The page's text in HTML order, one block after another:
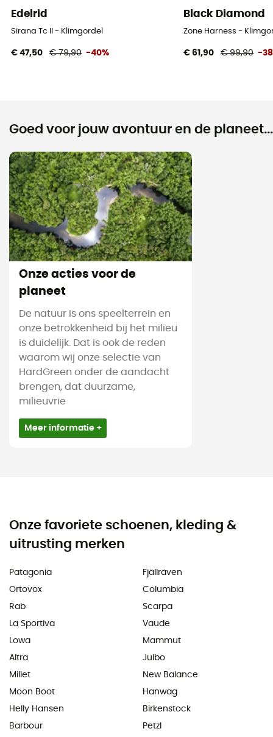
Edelrid
Sirana Tc II - Klimgordel
€ 47,50 € 79,90 -40%
Black Diamond
Zone Harness -
€ 61,90 € 99,90 -
Goed voor jouw avontuur en de planeet...
Onze acties voor de
planeet
De natuur is ons speelterrein en
onze betrokkenheid bij het milieu
is duidelijk. Dat is ook de reden
waarom wij onze selectie van
HardGreen onder de aandacht
brengen, dat duurzame,
milieuvrie
Meer informatie +
Onze favoriete schoenen, kleding &
uitrusting merken
Patagonia
Ortovox
Rab
La Sportiva
Lowa
Altra
Millet
Moon Boot
Helly Hansen
Barbour
Fjällräven
Columbia
Scarpa
Vaude
Mammut
Julbo
New Balance
Hanwag
Birkenstock
Petzl